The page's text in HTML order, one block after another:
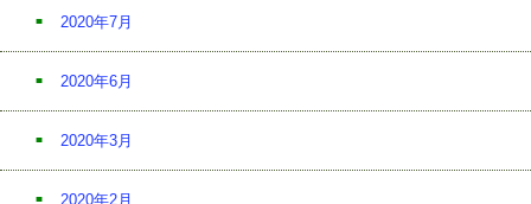
2020年7月
2020年6月
2020年3月
2020年2月